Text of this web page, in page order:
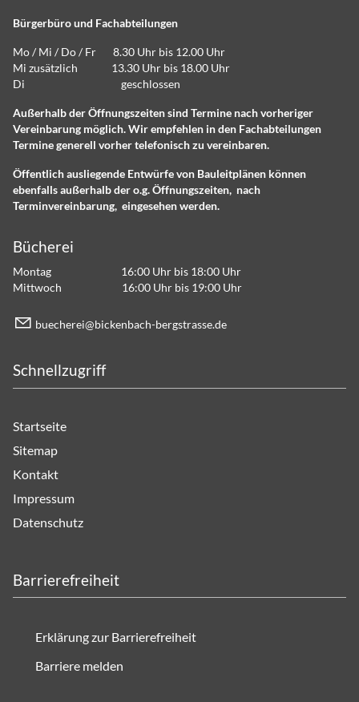
Bürgerbüro und Fachabteilungen
Mo / Mi / Do / Fr 8.30 Uhr bis 12.00 Uhr
Mi zusätzlich 13.30 Uhr bis 18.00 Uhr
Di geschlossen
Außerhalb der Öffnungszeiten sind Termine nach vorheriger
Vereinbarung möglich. Wir empfehlen in den Fachabteilungen
Termine generell vorher telefonisch zu vereinbaren.
Öffentlich ausliegende Entwürfe von Bauleitplänen können
ebenfalls außerhalb der o.g. Öffnungszeiten, nach
Terminvereinbarung, eingesehen werden.
Bücherei
Montag 16:00 Uhr bis 18:00 Uhr
Mittwoch 16:00 Uhr bis 19:00 Uhr
b ch r b ck nb ch-b rgstr ss d
Schnellzugriff
Startseite
Sitemap
Kontakt
Impressum
Datenschutz
Barrierefreiheit
Erklärung zur Barrierefreiheit
Barriere melden